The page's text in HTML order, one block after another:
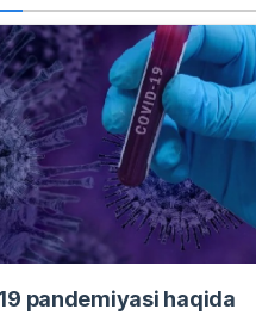
pandemiyasi haqida